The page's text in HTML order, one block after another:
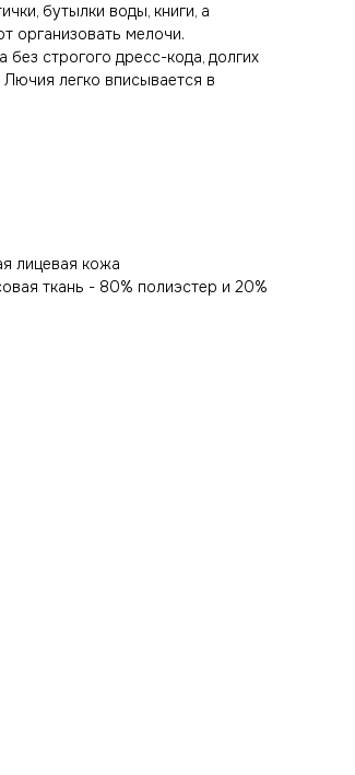
бутылки воды, книги, а
организовать мелочи.
строгого дресс-кода, долгих
легко вписывается в
лицевая кожа
ткань - 80% полиэстер и 20%